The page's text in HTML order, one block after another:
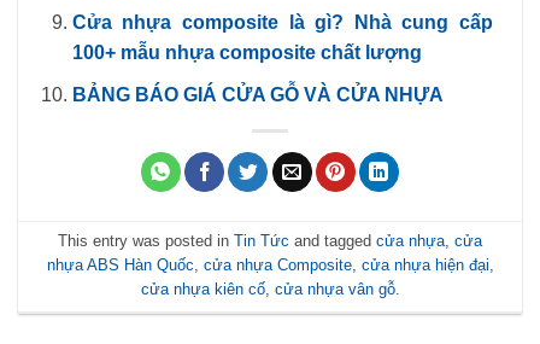
Cửa nhựa composite là gì? Nhà cung cấp
100+ mẫu nhựa composite chất lượng
BẢNG BÁO GIÁ CỬA GỖ VÀ CỬA NHỰA
This entry was posted in Tin Tức and tagged cửa nhựa cửa
nhựa ABS Hàn Quốc cửa nhựa Composite, cửa nhựa hiện đại
cửa nhựa kiên cố, cửa nhựa vân gỗ.